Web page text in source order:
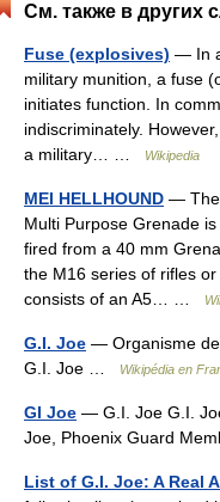
См. также в других
Fuse (explosives) — In
military munition, a fuse
initiates function. In
indiscriminately.
a military… …
Wikipedia
MEI HELLHOUND — The
Multi Purpose Grenade
fired from a 40 mm
the M16 series of rifles
consists of an A5… …
G.I. Joe — Organisme
G.I. Joe …
Wikipédia en
GI Joe — G.I. Joe G.I.
Joe, Phoenix Guard
List of G.I. Joe: A Real